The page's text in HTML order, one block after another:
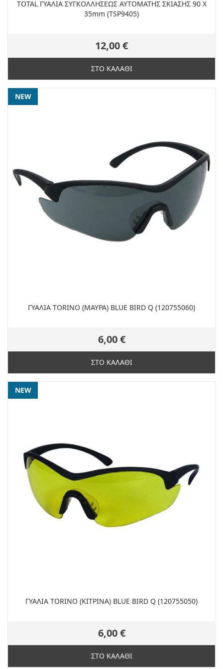
TOTAL ΓΥΑΛΙΑ ΣΥΓΚΟΛΛΗΣΕΩΣ ΑΥΤΟΜΑΤΗΣ ΣΚΙΑΣΗΣ 90 Χ
35mm (TSP9405)
12,00 €
ΣΤΟ ΚΑΛΑΘΙ
NEW
ΓΥΑΛΙΑ TORINO (ΜΑΥΡΑ) BLUE BIRD Q (120755060)
6,00 €
ΣΤΟ ΚΑΛΑΘΙ
NEW
ΓΥΑΛΙΑ TORINO (ΚΙΤΡΙΝΑ) BLUE BIRD Q (120755050)
6,00 €
ΣΤΟ ΚΑΛΑΘΙ